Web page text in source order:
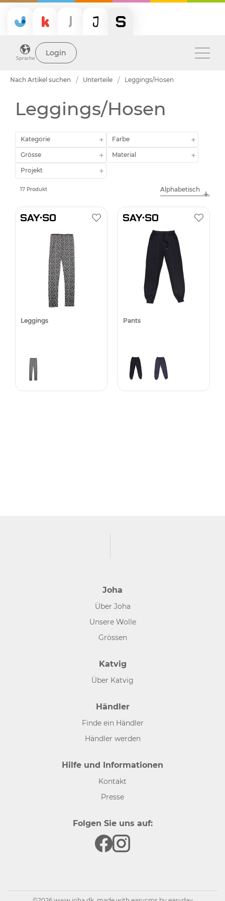
Sprache
Login
Nach Artikel suchen Unterteile Leggings/Hosen
Leggings/Hosen
Kategorie Farbe
Grösse Material
Projekt
17 Produkt
Leggings Pants
Joha
Über Joha
Unsere Wolle
Grössen
Katvig
Über Katvig
Händler
Finde ein Händler
Händler werden
Hilfe und Informationen
Kontakt
Presse
Folgen Sie uns auf: